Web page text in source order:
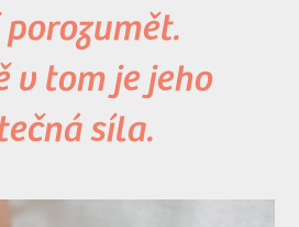
v tom je jeho
síla.